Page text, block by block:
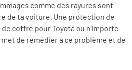
comme des rayures sont
de ta voiture. Une protection de
coffre pour Toyota ou n'importe
de remédier à ce problème et de